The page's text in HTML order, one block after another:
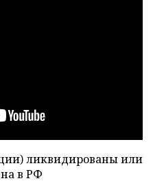
ликвидированы или
в РФ